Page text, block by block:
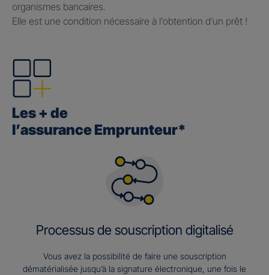
organismes bancaires.
Elle est une condition nécessaire à l’obtention d’un prêt !
Les + de
l’assurance Emprunteur*
Processus de souscription digitalisé
Vous avez la possibilité de faire une souscription
dématérialisée jusqu’à la signature électronique, une fois le